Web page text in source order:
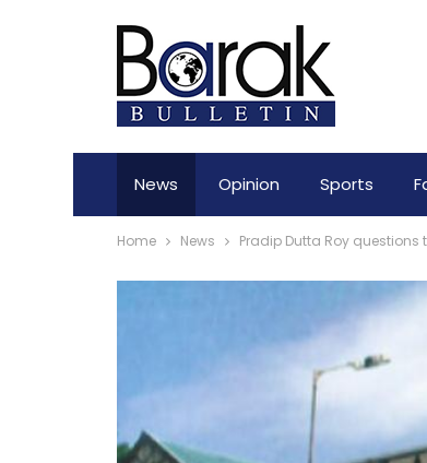
News Opinion Sports
Home News Pradip Dutta Roy